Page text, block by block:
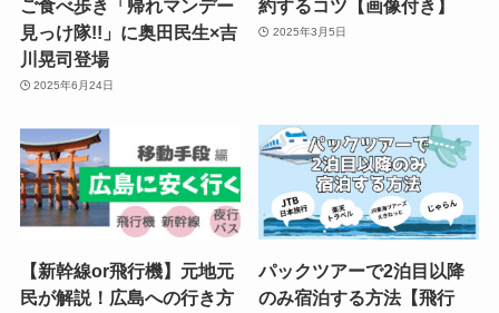
ご食べ歩き「帰れマンデー
見っけ隊!!」に奥田民生×吉
川晃司登場
2025年6月24日
約するコツ【画像付き】
2025年3月5日
【新幹線or飛行機】元地元
民が解説！広島への行き方
パックツアーで2泊目以降
のみ宿泊する方法【飛行